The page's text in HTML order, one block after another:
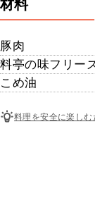
材料
豚肉
料亭の味フリー
こめ油
料理を安全に楽し